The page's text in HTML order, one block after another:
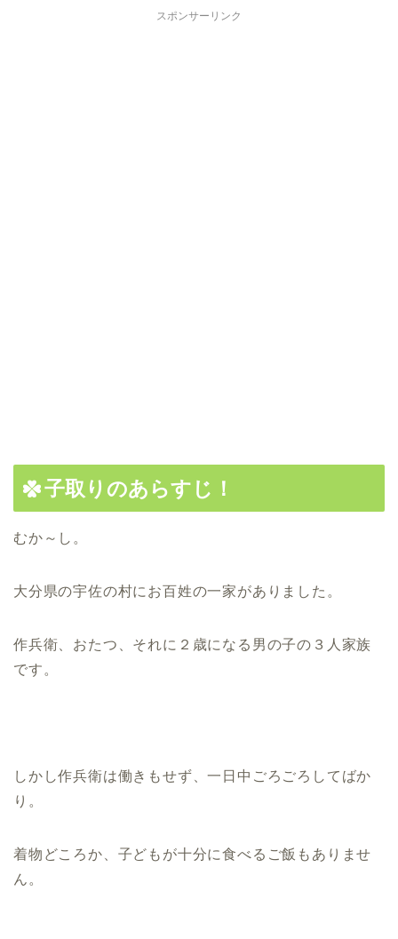
スポンサーリンク
子取りのあらすじ！
むか～し。
大分県の宇佐の村にお百姓の一家がありました。
作兵衛、おたつ、それに２歳になる男の子の３人家族
です。
しかし作兵衛は働きもせず、一日中ごろごろしてばか
り。
着物どころか、子どもが十分に食べるご飯もありませ
ん。